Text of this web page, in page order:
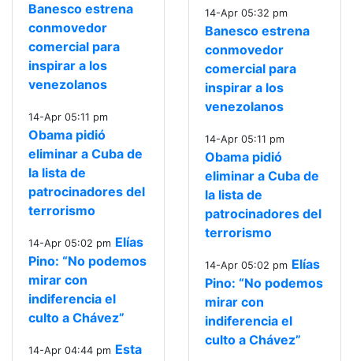
Banesco estrena
conmovedor
comercial para
inspirar a los
venezolanos
14-Apr 05:11 pm
Obama pidió
eliminar a Cuba de
la lista de
patrocinadores del
terrorismo
14-Apr 05:02 pm Elías
Pino: “No podemos
mirar con
indiferencia el
culto a Chávez”
14-Apr 04:44 pm Esta
14-Apr 05:32 pm
Banesco estrena
conmovedor
comercial para
inspirar a los
venezolanos
14-Apr 05:11 pm
Obama pidió
eliminar a Cuba de
la lista de
patrocinadores del
terrorismo
14-Apr 05:02 pm Elías
Pino: “No podemos
mirar con
indiferencia el
culto a Chávez”